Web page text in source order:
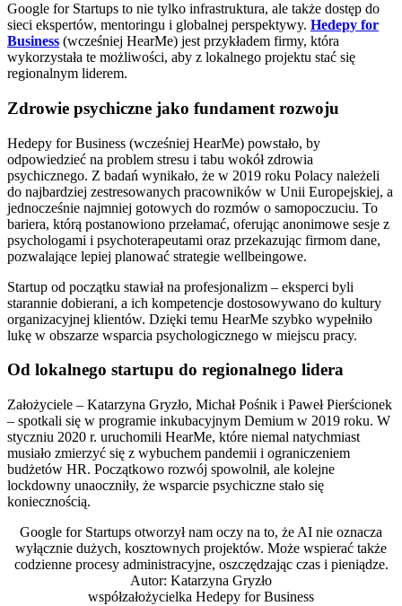
Google for Startups to nie tylko infrastruktura, ale także dostęp do
sieci ekspertów, mentoringu i globalnej perspektywy. Hedepy for
Business (wcześniej HearMe) jest przykładem firmy, która
wykorzystała te możliwości, aby z lokalnego projektu stać się
regionalnym liderem.
Zdrowie psychiczne jako fundament rozwoju
Hedepy for Business (wcześniej HearMe) powstało, by
odpowiedzieć na problem stresu i tabu wokół zdrowia
psychicznego. Z badań wynikało, że w 2019 roku Polacy należeli
do najbardziej zestresowanych pracowników w Unii Europejskiej, a
jednocześnie najmniej gotowych do rozmów o samopoczuciu. To
bariera, którą postanowiono przełamać, oferując anonimowe sesje z
psychologami i psychoterapeutami oraz przekazując firmom dane,
pozwalające lepiej planować strategie wellbeingowe.
Startup od początku stawiał na profesjonalizm – eksperci byli
starannie dobierani, a ich kompetencje dostosowywano do kultury
organizacyjnej klientów. Dzięki temu HearMe szybko wypełniło
lukę w obszarze wsparcia psychologicznego w miejscu pracy.
Od lokalnego startupu do regionalnego lidera
Założyciele – Katarzyna Gryzło, Michał Pośnik i Paweł Pierścionek
– spotkali się w programie inkubacyjnym Demium w 2019 roku. W
styczniu 2020 r. uruchomili HearMe, które niemal natychmiast
musiało zmierzyć się z wybuchem pandemii i ograniczeniem
budżetów HR. Początkowo rozwój spowolnił, ale kolejne
lockdowny unaoczniły, że wsparcie psychiczne stało się
koniecznością.
Google for Startups otworzył nam oczy na to, że AI nie oznacza
wyłącznie dużych, kosztownych projektów. Może wspierać także
codzienne procesy administracyjne, oszczędzając czas i pieniądze.
Autor: Katarzyna Gryzło
współzałożycielka Hedepy for Business